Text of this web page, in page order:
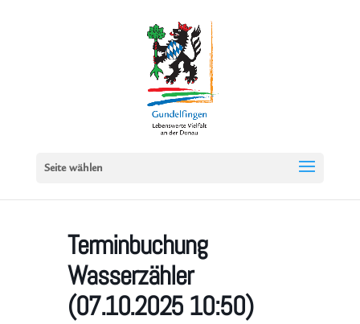
Seite wählen
Terminbuchung
Wasserzähler
(07.10.2025 10:50)